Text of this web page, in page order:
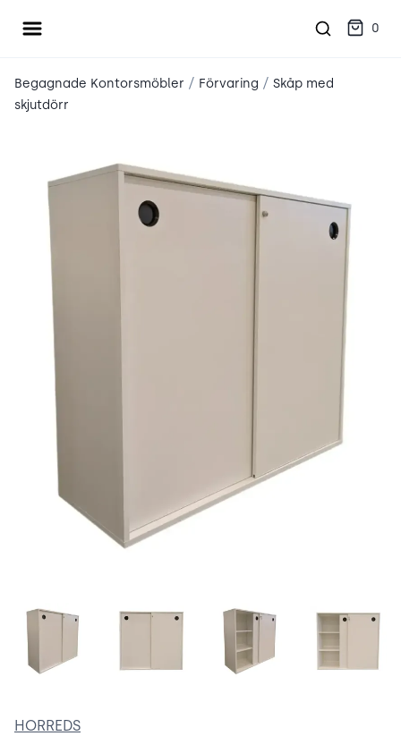
Öppna meny 0
Begagnade Kontorsmöbler / Förvaring / Skåp med
skjutdörr
63BQdoLv0vo6.webpSiglo-2.webp Siglo.webp Siglo-
HORREDS